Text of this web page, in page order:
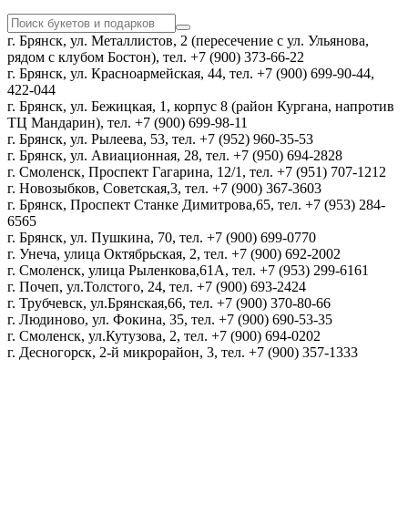
г. Брянск, ул. Металлистов, 2 (пересечение с ул. Ульянова,
рядом с клубом Бостон), тел. +7 (900) 373-66-22
г. Брянск, ул. Красноармейская, 44, тел. +7 (900) 699-90-44,
422-044
г. Брянск, ул. Бежицкая, 1, корпус 8 (район Кургана, напротив
ТЦ Мандарин), тел. +7 (900) 699-98-11
г. Брянск, ул. Рылеева, 53, тел. +7 (952) 960-35-53
г. Брянск, ул. Авиационная, 28, тел. +7 (950) 694-2828
г. Смоленск, Проспект Гагарина, 12/1, тел. +7 (951) 707-1212
г. Новозыбков, Советская,3, тел. +7 (900) 367-3603
г. Брянск, Проспект Станке Димитрова,65, тел. +7 (953) 284-
6565
г. Брянск, ул. Пушкина, 70, тел. +7 (900) 699-0770
г. Унеча, улица Октябрьская, 2, тел. +7 (900) 692-2002
г. Смоленск, улица Рыленкова,61А, тел. +7 (953) 299-6161
г. Почеп, ул.Толстого, 24, тел. +7 (900) 693-2424
г. Трубчевск, ул.Брянская,66, тел. +7 (900) 370-80-66
г. Людиново, ул. Фокина, 35, тел. +7 (900) 690-53-35
г. Смоленск, ул.Кутузова, 2, тел. +7 (900) 694-0202
г. Десногорск, 2-й микрорайон, 3, тел. +7 (900) 357-1333